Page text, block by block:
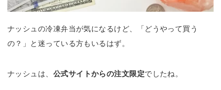
ナッシュの冷凍弁当が気になるけど、「どうやって買う
の？」と迷っている方もいるはず。
ナッシュは、 公式サイトからの注文限定でしたね。